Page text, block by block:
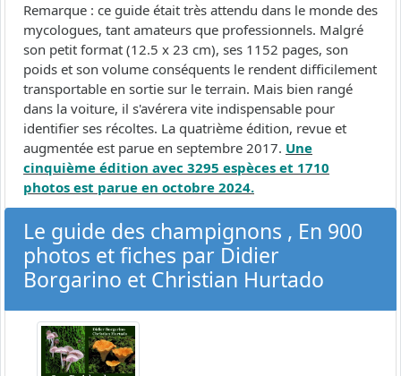
Remarque : ce guide était très attendu dans le monde des
mycologues, tant amateurs que professionnels. Malgré
son petit format (12.5 x 23 cm), ses 1152 pages, son
poids et son volume conséquents le rendent difficilement
transportable en sortie sur le terrain. Mais bien rangé
dans la voiture, il s'avérera vite indispensable pour
identifier ses récoltes. La quatrième édition, revue et
augmentée est parue en septembre 2017. Une
cinquième édition avec 3295 espèces et 1710
photos est parue en octobre 2024.
Le guide des champignons , En 900
photos et fiches par Didier
Borgarino et Christian Hurtado